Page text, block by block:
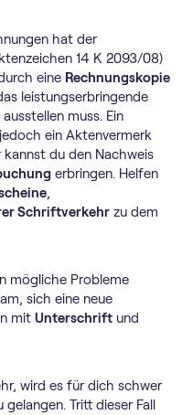
hat der
14 K 2093/08)
eine Rechnungskopie
leistungserbringende
muss. Ein
ein Aktenvermerk
du den Nachweis
erbringen. Helfen
,
Schriftverkehr zu dem
mögliche Probleme
sich eine neue
mit Unterschrift und
wird es für dich schwer
Tritt dieser Fall